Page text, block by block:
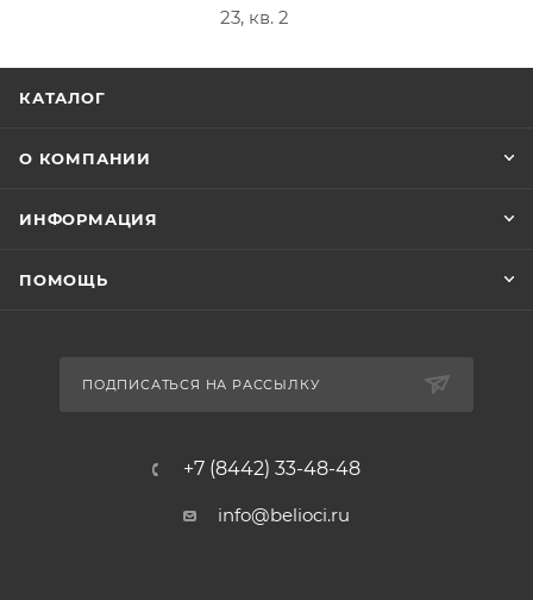
23, кв. 2
КАТАЛОГ
О КОМПАНИИ
ИНФОРМАЦИЯ
ПОМОЩЬ
ПОДПИСАТЬСЯ НА РАССЫЛКУ
+7 (8442) 33-48-48
info@belioci.ru